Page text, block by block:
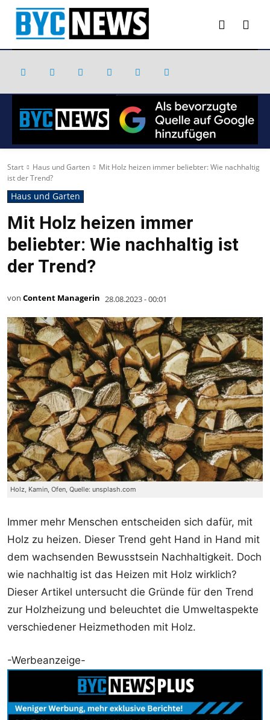
Start Haus und Garten
Mit Holz heizen immer beliebter: Wie nachhaltig
ist der Trend?
Haus und Garten
Mit Holz heizen immer
beliebter: Wie nachhaltig ist
der Trend?
von Content Managerin 28.08.2023 - 00:01
Holz, Kamin, Ofen, Quelle: unsplash.com
Immer mehr Menschen entscheiden sich dafür, mit
Holz zu heizen. Dieser Trend geht Hand in Hand mit
dem wachsenden Bewusstsein Nachhaltigkeit. Doch
wie nachhaltig ist das Heizen mit Holz wirklich?
Dieser Artikel untersucht die Gründe für den Trend
zur Holzheizung und beleuchtet die Umweltaspekte
verschiedener Heizmethoden mit Holz.
-Werbeanzeige-